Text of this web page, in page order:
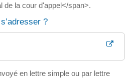
de la cour d'appel</span>.
?
en lettre simple ou par lettre